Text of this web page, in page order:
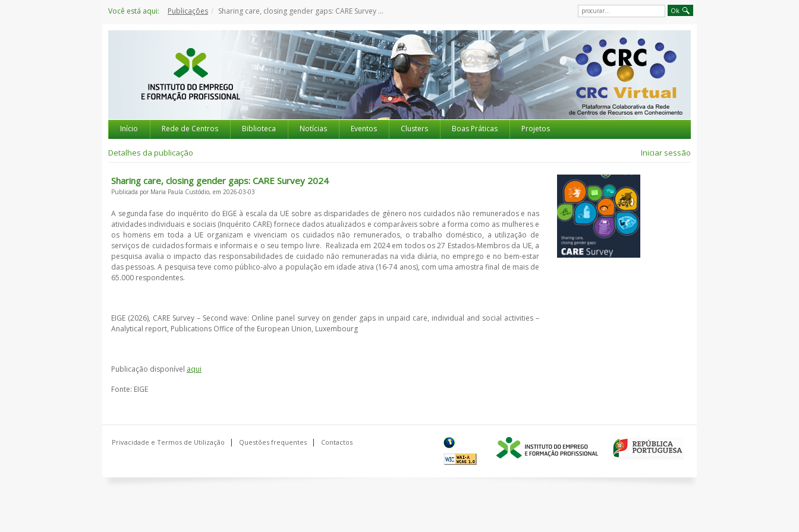
para
Você está aqui: Publicações Sharing care, closing gender gaps: CARE Survey 2024
Início Rede de Centros Biblioteca Notícias Eventos Clusters Boas Práticas Projetos
Detalhes da publicação Iniciar sessão
Sharing care, closing gender gaps: CARE Survey 2024
Publicada por Maria Paula Custódio, em 2026-03-03
A segunda fase do inquérito do EIGE à escala da UE sobre as disparidades de género nos cuidados não remunerados e nas
atividades individuais e sociais (Inquérito CARE) fornece dados atualizados e comparáveis ​​sobre a forma como as mulheres e
os homens em toda a UE organizam e vivenciam os cuidados não remunerados, o trabalho doméstico, a utilização de
serviços de cuidados formais e informais e o seu tempo livre. Realizada em 2024 em todos os 27 Estados-Membros da UE, a
pesquisa avalia o impacto das responsabilidades de cuidado não remuneradas na vida diária, no emprego e no bem-estar
das pessoas. A pesquisa teve como público-alvo a população em idade ativa (16-74 anos), com uma amostra final de mais de
65.000 respondentes.
EIGE (2026), CARE Survey – Second wave: Online panel survey on gender gaps in unpaid care, individual and social activities –
Analytical report, Publications Office of the European Union, Luxembourg
Publicação disponível aqui
Fonte: EIGE
Privacidade e Termos de Utilização Questões frequentes Contactos